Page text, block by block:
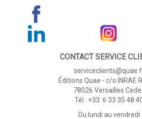
CONTACT SERVICE
Éditions Quae - c/o INRAE
78026 Versailles
Tél : +33 6 33 35 48
Du lundi au vendredi